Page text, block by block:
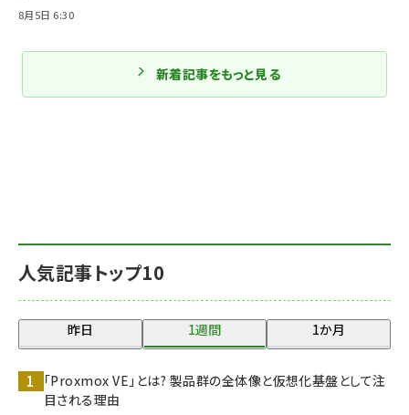
人気記事トップ10
昨日 1週間 1か月
「Proxmox VE」とは? 製品群の全体像と仮想化基盤として注
目される理由
8月5日 6:30
新着記事をもっと見る